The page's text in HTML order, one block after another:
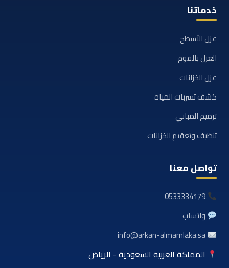
خدماتنا
عزل الأسطح
العزل بالفوم
عزل الخزانات
كشف تسربات المياه
ترميم المباني
تنظيف وتعقيم الخزانات
تواصل معنا
0533334179
واتساب
info@arkan-almamlaka.sa
المملكة العربية السعودية - الرياض